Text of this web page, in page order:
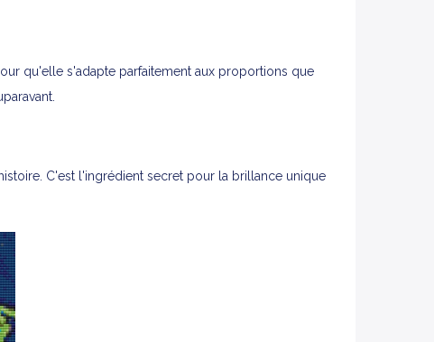
qu'elle s'adapte parfaitement aux proportions que
C'est l'ingrédient secret pour la brillance unique